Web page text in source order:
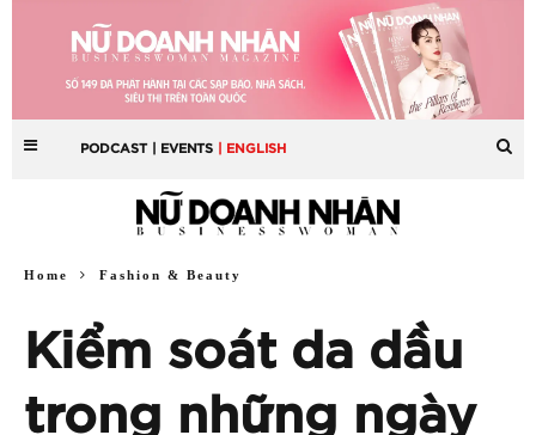
PODCAST | EVENTS | ENGLISH
Home Fashion & Beauty
Kiểm soát da dầu
trong những ngày